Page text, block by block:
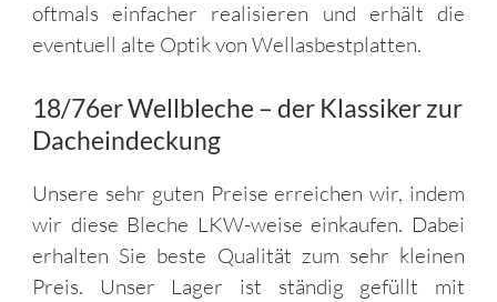
oftmals einfacher realisieren und erhält die
eventuell alte Optik von Wellasbestplatten.
18/76er Wellbleche – der Klassiker zur
Dacheindeckung
Unsere sehr guten Preise erreichen wir, indem
wir diese Bleche LKW-weise einkaufen. Dabei
erhalten Sie beste Qualität zum sehr kleinen
Preis. Unser Lager ist ständig gefüllt mit